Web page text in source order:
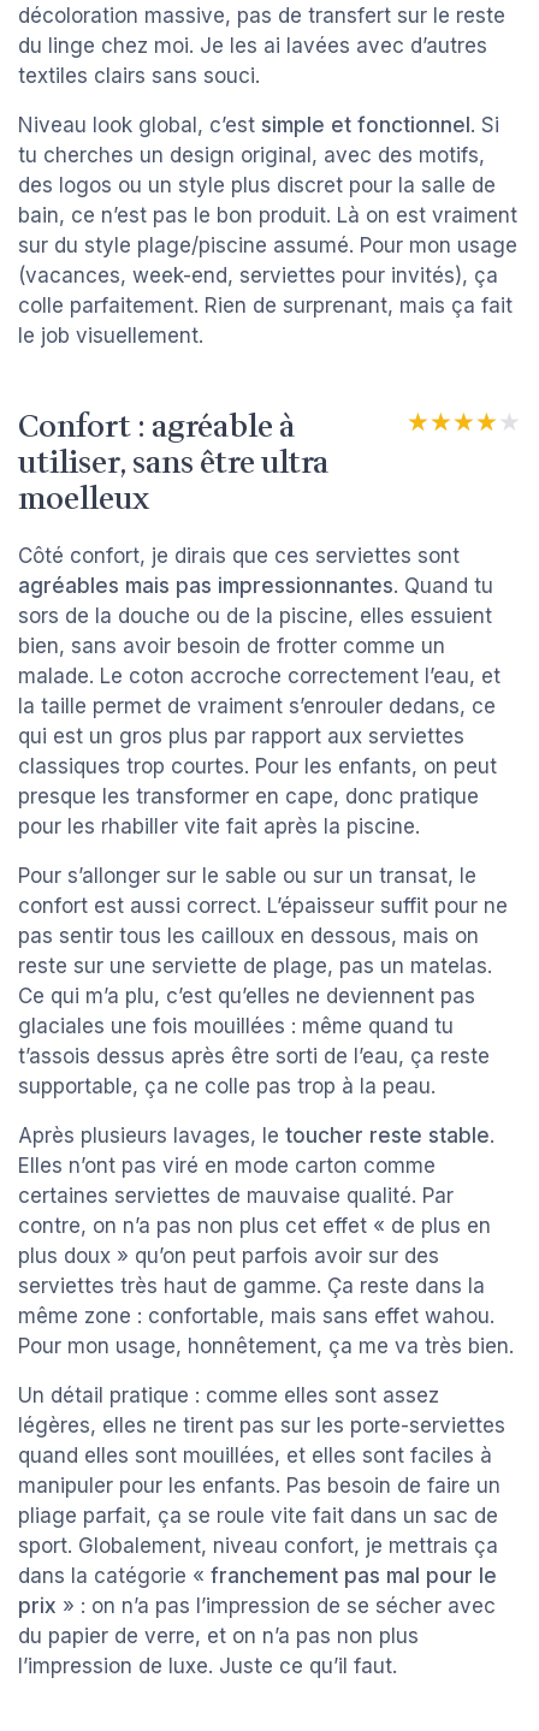
décoloration massive, pas de transfert sur le reste
du linge chez moi. Je les ai lavées avec d’autres
textiles clairs sans souci.
Niveau look global, c’est simple et fonctionnel . Si
tu cherches un design original, avec des motifs,
des logos ou un style plus discret pour la salle de
bain, ce n’est pas le bon produit. Là on est vraiment
sur du style plage/piscine assumé. Pour mon usage
(vacances, week-end, serviettes pour invités), ça
colle parfaitement. Rien de surprenant, mais ça fait
le job visuellement.
Confort : agréable à
utiliser, sans être ultra
moelleux
★★★★★
★★★★★
Côté confort, je dirais que ces serviettes sont
agréables mais pas impressionnantes. Quand tu
sors de la douche ou de la piscine, elles essuient
bien, sans avoir besoin de frotter comme un
malade. Le coton accroche correctement l’eau, et
la taille permet de vraiment s’enrouler dedans, ce
qui est un gros plus par rapport aux serviettes
classiques trop courtes. Pour les enfants, on peut
presque les transformer en cape, donc pratique
pour les rhabiller vite fait après la piscine.
Pour s’allonger sur le sable ou sur un transat, le
confort est aussi correct. L’épaisseur suffit pour ne
pas sentir tous les cailloux en dessous, mais on
reste sur une serviette de plage, pas un matelas.
Ce qui m’a plu, c’est qu’elles ne deviennent pas
glaciales une fois mouillées : même quand tu
t’assois dessus après être sorti de l’eau, ça reste
supportable, ça ne colle pas trop à la peau.
Après plusieurs lavages, le toucher reste stable.
Elles n’ont pas viré en mode carton comme
certaines serviettes de mauvaise qualité. Par
contre, on n’a pas non plus cet effet « de plus en
plus doux » qu’on peut parfois avoir sur des
serviettes très haut de gamme. Ça reste dans la
même zone : confortable, mais sans effet wahou.
Pour mon usage, honnêtement, ça me va très bien.
Un détail pratique : comme elles sont assez
légères, elles ne tirent pas sur les porte-serviettes
quand elles sont mouillées, et elles sont faciles à
manipuler pour les enfants. Pas besoin de faire un
pliage parfait, ça se roule vite fait dans un sac de
sport. Globalement, niveau confort, je mettrais ça
dans la catégorie « franchement pas mal pour le
prix » : on n’a pas l’impression de se sécher avec
du papier de verre, et on n’a pas non plus
l’impression de luxe. Juste ce qu’il faut.